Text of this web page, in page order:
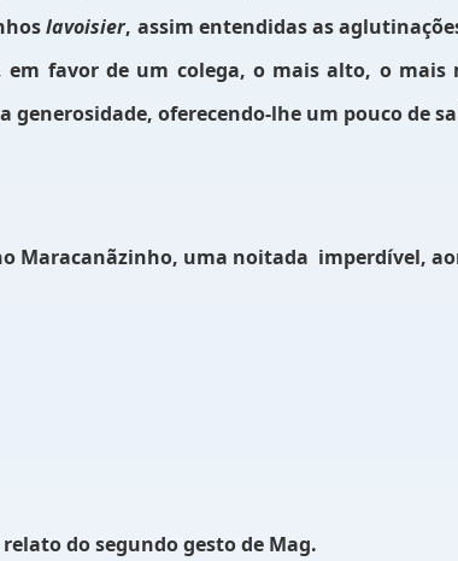
lavoisier, assim entendidas as
em favor de um colega, o mais alto, o
oferecendo-lhe um pouco de
Maracanãzinho, uma noitada imperdível,
do segundo gesto de Mag.